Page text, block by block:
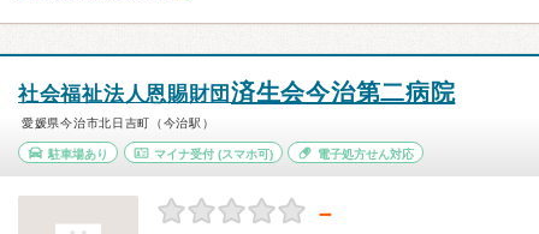
社会福祉法人恩賜財団 済生会今治第二病院
愛媛県今治市北日吉町（今治駅）
駐車場あり マイナ受付(スマホ可) 電子処方せん対応
－